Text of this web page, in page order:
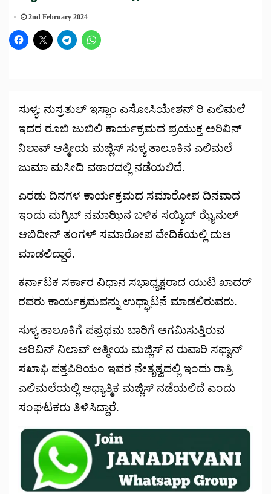
2nd February 2024
ಸುಳ್ಯ: ನುಸ್ರತುಲ್ ಇಸ್ಲಾಂ ಎಸೋಸಿಯೇಶನ್ ರಿ ಎಲಿಮಲೆ
ಇದರ ರೂಬಿ ಜುಬಿಲಿ ಕಾರ್ಯಕ್ರಮದ ಪ್ರಯುಕ್ತ ಅರಿವಿನ್
ನಿಲಾವ್ ಆತ್ಮೀಯ ಮಜ್ಲಿಸ್ ಸುಳ್ಯ ತಾಲೂಕಿನ ಎಲಿಮಲೆ
ಜುಮಾ ಮಸೀದಿ ವಠಾರದಲ್ಲಿ ನಡೆಯಲಿದೆ.
ಎರಡು ದಿನಗಳ ಕಾರ್ಯಕ್ರಮದ ಸಮಾರೋಪ ದಿನವಾದ
ಇಂದು ಮಗ್ರಿಬ್ ನಮಾಝಿನ ಬಳಿಕ ಸಯ್ಯಿದ್ ಝೈನುಲ್
ಆಬಿದೀನ್ ತಂಗಳ್ ಸಮಾರೋಪ ವೇದಿಕೆಯಲ್ಲಿ ದುಆ
ಮಾಡಲಿದ್ದಾರೆ.
ಕರ್ನಾಟಕ ಸರ್ಕಾರ ವಿಧಾನ ಸಭಾಧ್ಯಕ್ಷರಾದ ಯುಟಿ ಖಾದರ್
ರವರು ಕಾರ್ಯಕ್ರಮವನ್ನು ಉಧ್ಘಾಟನೆ ಮಾಡಲಿರುವರು.
ಸುಳ್ಯ ತಾಲೂಕಿಗೆ ಪಪ್ರಥಮ ಬಾರಿಗೆ ಆಗಮಿಸುತ್ತಿರುವ
ಅರಿವಿನ್ ನಿಲಾವ್ ಆತ್ಮೀಯ ಮಜ್ಲಿಸ್ ನ ರುವಾರಿ ಸಫ್ವಾನ್
ಸಖಾಫಿ ಪತ್ತಪಿರಿಯಂ ಇವರ ನೇತೃತ್ವದಲ್ಲಿ ಇಂದು ರಾತ್ರಿ
ಎಲಿಮಲೆಯಲ್ಲಿ ಆಧ್ಯಾತ್ಮಿಕ ಮಜ್ಲಿಸ್ ನಡೆಯಲಿದೆ ಎಂದು
ಸಂಘಟಕರು ತಿಳಿಸಿದ್ದಾರೆ.